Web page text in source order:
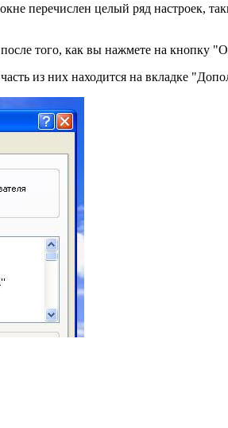
перечислен целый ряд настроек,
после того, как вы нажмете на кнопку
из них находится на вкладке